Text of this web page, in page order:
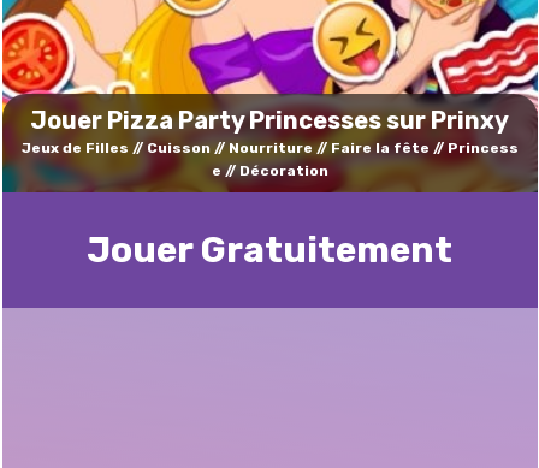
Jouer Pizza Party Princesses sur Prinxy
Jeux de Filles Cuisson Nourriture Faire la fête
Princess
e
Décoration
Jouer Gratuitement